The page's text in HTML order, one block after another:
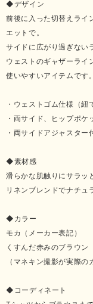
◆デザイン
前後に入った切替えライ
エットで。
サイドに広がり過ぎない
ウェストのギャザーライ
使いやすいアイテムです。
・ウェストゴム仕様（紐
・両サイド、ヒップポケ
・両サイドアジャスター
◆素材感
滑らかな肌触りにサラッ
リネンブレンドでナチュ
◆カラー
モカ（メーカー表記）
くすんだ赤みのブラウン
（マネキン撮影が実際の
◆コーディネート